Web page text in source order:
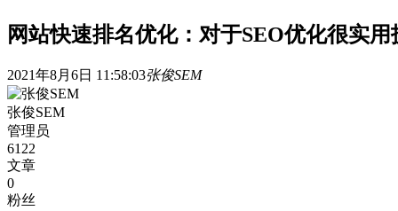
网站快速排名优化：对于SEO优化很实用
2021年8月6日 11:58:03张俊SEM
张俊SEM
管理员
6122
文章
0
粉丝